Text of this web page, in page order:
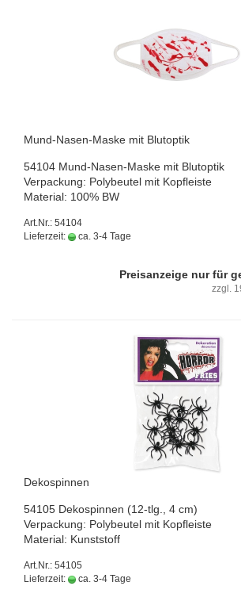
Mund-​Nasen-​Maske mit Blut­op­tik
54104 Mund-​Nasen-Maske mit Blut­op­tik
Ver­pa­ckung: Po­ly­beu­tel mit Kopf­leis­te
Ma­te­ri­al: 100% BW
Art.Nr.: 54104
Lieferzeit:
ca. 3-4 Tage
Preisanzeige nur für
zzgl.
De­kos­pin­nen
54105 De­kos­pin­nen (12-​tlg., 4 cm)
Ver­pa­ckung: Po­ly­beu­tel mit Kopf­leis­te
Ma­te­ri­al: Kunst­stoff
Art.Nr.: 54105
Lieferzeit:
ca. 3-4 Tage